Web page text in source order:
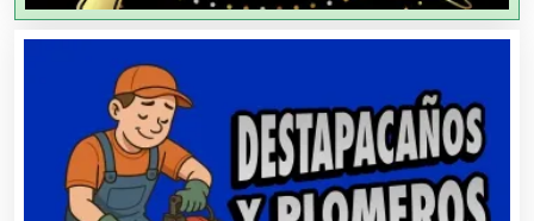
Aire Acondicionado
Alarmas
Albercas